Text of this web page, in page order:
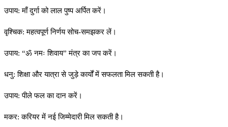
उपाय: माँ दुर्गा को लाल पुष्प अर्पित करें।
वृश्चिक: महत्वपूर्ण निर्णय सोच-समझकर लें।
उपाय: “ॐ नमः शिवाय” मंत्र का जप करें।
धनु: शिक्षा और यात्रा से जुड़े कार्यों में सफलता मिल सकती है।
उपाय: पीले फल का दान करें।
मकर: करियर में नई जिम्मेदारी मिल सकती है।